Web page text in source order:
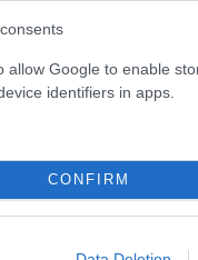
allow Google to enable
identifiers in apps.
CONFIRM
και η
και η μνήμη
Αντώνης
παλικάρι» μας
τα video
για το παιδί